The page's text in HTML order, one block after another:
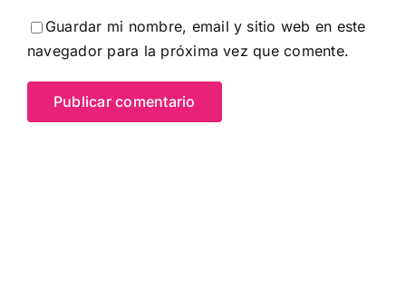
Guardar mi nombre, email y sitio web en este
navegador para la próxima vez que comente.